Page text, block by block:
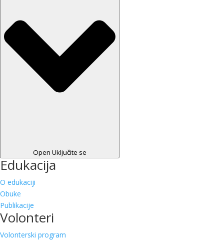
Open Uključite se
Edukacija
O edukaciji
Obuke
Publikacije
Volonteri
Volonterski program